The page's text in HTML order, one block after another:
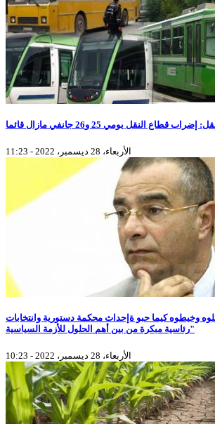
قطاع النقل يومي 25 و26 جانفي مازال قائما
الأربعاء، 28 ديسمبر، 2022 - 11:23
وخيطوه كيما حبو ةإحداث محكمة دستورية وانتخابات
رئاسية مبكرة من بين أهم الحلول للأزمة السياسية"
الأربعاء، 28 ديسمبر، 2022 - 10:23